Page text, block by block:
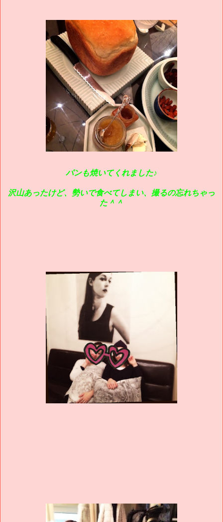
パンも焼いてくれました♪
沢山あったけど、勢いで食べてしまい、撮るの忘れちゃっ
た＾＾